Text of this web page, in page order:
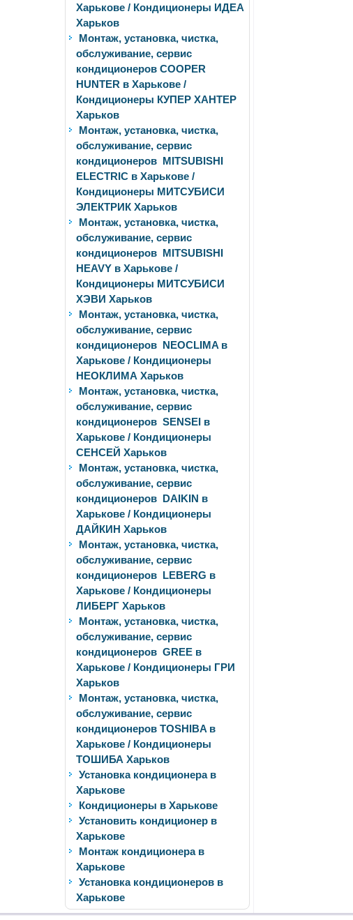
Харькове / Кондиционеры ИДЕА
Харьков
Монтаж, установка, чистка,
обслуживание, сервис
кондиционеров COOPER
HUNTER в Харькове /
Кондиционеры КУПЕР ХАНТЕР
Харьков
Монтаж, установка, чистка,
обслуживание, сервис
кондиционеров MITSUBISHI
ELECTRIC в Харькове /
Кондиционеры МИТСУБИСИ
ЭЛЕКТРИК Харьков
Монтаж, установка, чистка,
обслуживание, сервис
кондиционеров MITSUBISHI
HEAVY в Харькове /
Кондиционеры МИТСУБИСИ
ХЭВИ Харьков
Монтаж, установка, чистка,
обслуживание, сервис
кондиционеров NEOCLIMA в
Харькове / Кондиционеры
НЕОКЛИМА Харьков
Монтаж, установка, чистка,
обслуживание, сервис
кондиционеров SENSEI в
Харькове / Кондиционеры
СЕНСЕЙ Харьков
Монтаж, установка, чистка,
обслуживание, сервис
кондиционеров DAIKIN в
Харькове / Кондиционеры
ДАЙКИН Харьков
Монтаж, установка, чистка,
обслуживание, сервис
кондиционеров LEBERG в
Харькове / Кондиционеры
ЛИБЕРГ Харьков
Монтаж, установка, чистка,
обслуживание, сервис
кондиционеров GREE в
Харькове / Кондиционеры ГРИ
Харьков
Монтаж, установка, чистка,
обслуживание, сервис
кондиционеров TOSHIBA в
Харькове / Кондиционеры
ТОШИБА Харьков
Установка кондиционера в
Харькове
Кондиционеры в Харькове
Установить кондиционер в
Харькове
Монтаж кондиционера в
Харькове
Установка кондиционеров в
Харькове